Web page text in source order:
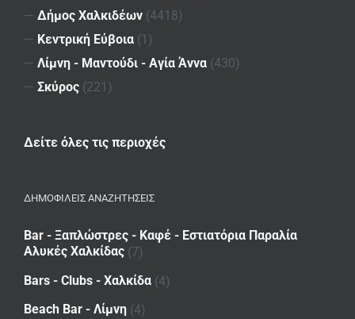
— Δήμος Χαλκιδέων (4418)
— Κεντρική Εύβοια (1)
— Λίμνη - Μαντούδι - Αγία Άννα (430)
— Σκύρος (221)
Δείτε όλες τις περιοχές
ΔΗΜΟΦΙΛΕΙΣ ΑΝΑΖΗΤΗΣΕΙΣ
Bar - Ξαπλώστρες - Καφέ - Εστιατόρια Παραλία
Αλυκές Χαλκίδας (7)
Bars - Clubs - Χαλκίδα (4)
Beach Bar - Λίμνη (4)